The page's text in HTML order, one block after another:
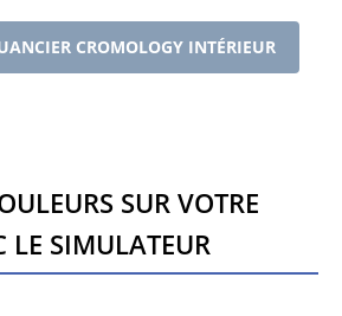
CROMOLOGY INTÉRIEUR
sur votre
le Simulateur